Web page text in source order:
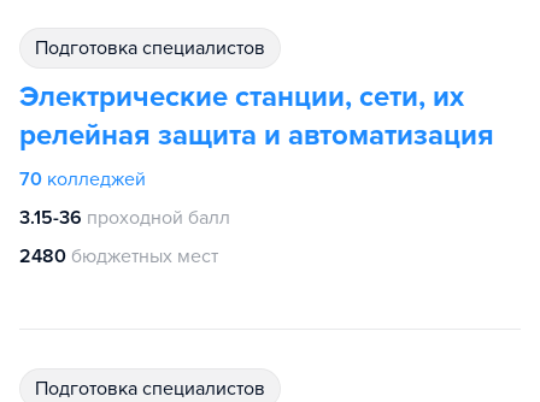
подготовка специалистов
Электрические станции, сети, их
релейная защита и автоматизация
70 колледжей
3.15-36 проходной балл
2480 бюджетных мест
подготовка специалистов